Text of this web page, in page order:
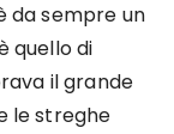
da sempre un
quello di
il grande
le streghe